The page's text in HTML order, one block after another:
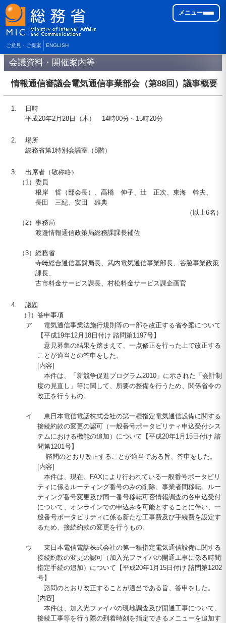
ご意見・ご提案 ENGLISH
メニュー
会議資料・開催案内等
情報通信審議会電気通信事業部会（第88回）議事概要
日時
平成20年2月 28日（木） 14時00分～15時20分
場所
総務省第1特別会議室（8階）
出席者（敬称略）
（1） 委員
根岸 哲（部会長）、高橋 伸子、辻 正次、東海 幹夫、
長田 三紀、安田 雄典
（以上6名）
（2） 事務局
渡邉情報通信政策局総務課課長補佐
（3） 総務省
寺﨑総合通信基盤局長、武内電気通信事業部長、谷脇事業政策
課長、
古市料金サービス課長、村松料金サービス課企画官
議題
（1） 答申事項
ア
電気通信事業法施行規則等の一部を改正する省令案について
【平成19年12月 18日付け 諮問第1197号】
意見募集の結果を踏まえて、一点修正を行った上で改正する
ことが適当との答申をした。
[内容]
本件は、「新競争促進プログラム2010」に示された「会計制
度の見直し」等に関して、所要の整備を行うため、関係省令の
改正を行うもの。
イ
東日本電信電話株式会社の第一種指定電気通信設備に関する
接続約款の変更の認可（一般番号ポータビリティ申込受付シス
テムにおける機能の追加）について【平成20年1月 15日付け 諮
問第1201号】
諮問のとおり改正することが適当である旨、答申をした。
[内容]
本件は、現在、
FAXにより行われている一般番号ポータビリ
ティに係るルーティング番号のみの削除、事業者間移転、ルー
ティング番号変更及び同一番号移転可否情報調査の各申込受付
について、オンラインでの申込みを可能とすることに伴い、一
般番号ポータビリティに係る新たな工事費及び手続費を設定す
るため、接続約款の変更を行うもの。
ウ
東日本電信電話株式会社の第一種指定電気通信設備に関する
接続約款の変更の認可（加入光ファイバの開通工事に係る時間
指定手続の追加）について【平成20年1月 15日付け 諮問第1202
号】
諮問のとおり改正することが適当である旨、答申をした。
[内容]
本件は、加入光ファイバの現地調査及び開通工事について、
接続工事等を行う際の到着時刻を指定できるメニューを追加す